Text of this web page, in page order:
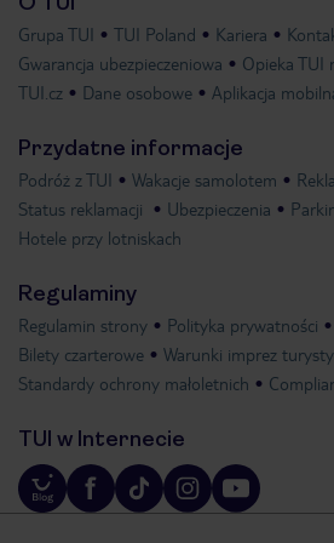
Grupa TUI TUI Poland Kariera
Gwarancja ubezpieczeniowa
Opieka TUI
TUI.cz
Dane osobowe Aplikacja
Przydatne informacje
Podróż z TUI Wakacje samolotem
Status reklamacji
Ubezpieczenia
Hotele przy lotniskach
Regulaminy
Regulamin strony Polityka prywatności
Bilety czarterowe
Warunki imprez
Standardy ochrony małoletnich
TUI w Internecie